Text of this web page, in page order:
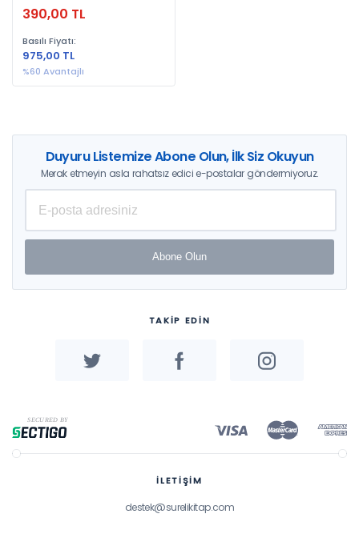
390,00 TL
Basılı Fiyatı:
975,00 TL
%60 Avantajlı
Duyuru Listemize Abone Olun, İlk Siz Okuyun
Merak etmeyin asla rahatsız edici e-postalar göndermiyoruz.
Abone Olun
TAKİP EDİN
İLETİŞİM
destek@surelikitap.com